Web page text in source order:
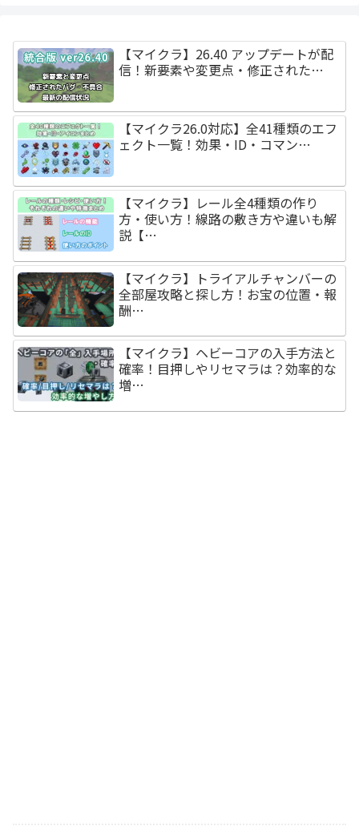
【マイクラ】26.40 アップデートが配
信！新要素や変更点・修正された…
【マイクラ26.0対応】全41種類のエフ
ェクト一覧！効果・ID・コマン…
【マイクラ】レール全4種類の作り
方・使い方！線路の敷き方や違いも解
説【…
【マイクラ】トライアルチャンバーの
全部屋攻略と探し方！お宝の位置・報
酬…
【マイクラ】ヘビーコアの入手方法と
確率！目押しやリセマラは？効率的な
増…